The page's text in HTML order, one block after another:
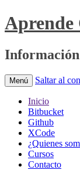
Información
Menú Saltar al
Inicio
Bitbucket
Github
XCode
¿Quienes
Cursos
Contacto